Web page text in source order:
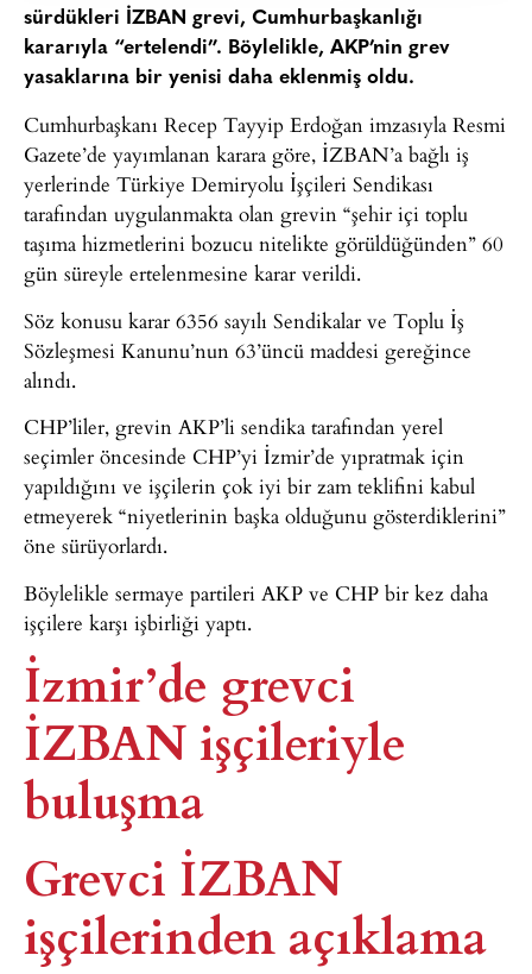
sürdükleri İZBAN grevi, Cumhurbaşkanlığı
kararıyla “ertelendi”. Böylelikle, AKP’nin grev
yasaklarına bir yenisi daha eklenmiş oldu.
Cumhurbaşkanı Recep Tayyip Erdoğan imzasıyla Resmi
Gazete’de yayımlanan karara göre, İZBAN’a bağlı iş
yerlerinde Türkiye Demiryolu İşçileri Sendikası
tarafından uygulanmakta olan grevin “şehir içi toplu
taşıma hizmetlerini bozucu nitelikte görüldüğünden” 60
gün süreyle ertelenmesine karar verildi.
Söz konusu karar 6356 sayılı Sendikalar ve Toplu İş
Sözleşmesi Kanunu’nun 63’üncü maddesi gereğince
alındı.
CHP’liler, grevin AKP’li sendika tarafından yerel
seçimler öncesinde CHP’yi İzmir’de yıpratmak için
yapıldığını ve işçilerin çok iyi bir zam teklifini kabul
etmeyerek “niyetlerinin başka olduğunu gösterdiklerini”
öne sürüyorlardı.
Böylelikle sermaye partileri AKP ve CHP bir kez daha
işçilere karşı işbirliği yaptı.
İzmir’de grevci
İZBAN işçileriyle
buluşma
Grevci İZBAN
işçilerinden açıklama